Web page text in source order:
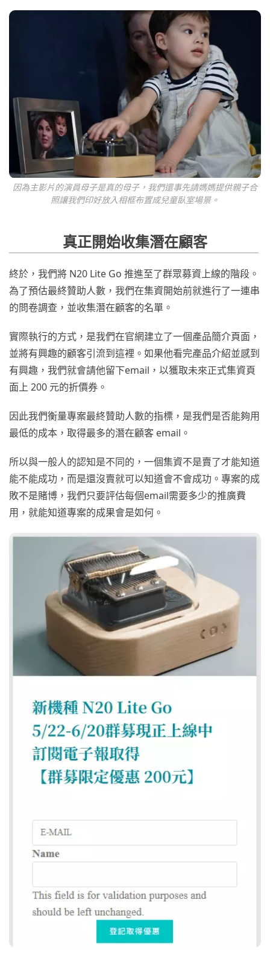
因為主影片的演員母子是真的母子，我們還事先請媽媽提供親子合
照讓我們印好放入相框布置成兒童臥室場景。
真正開始收集潛在顧客
終於，我們將 N20 Lite Go 推進至了群眾募資上線的階段。
為了預估最終贊助人數，我們在集資開始前就進行了一連串
的問卷調查，並收集潛在顧客的名單。
實際執行的方式，是我們在官網建立了一個產品簡介頁面，
並將有興趣的顧客引流到這裡。如果他看完產品介紹並感到
有興趣，我們就會請他留下email，以獲取未來正式集資頁
面上 200 元的折價券。
因此我們衡量專案最終贊助人數的指標，是我們是否能夠用
最低的成本，取得最多的潛在顧客 email。
所以與一般人的認知是不同的，一個集資不是賣了才能知道
能不能成功，而是還沒賣就可以知道會不會成功。專案的成
敗不是賭博，我們只要評估每個email需要多少的推廣費
用，就能知道專案的成果會是如何。